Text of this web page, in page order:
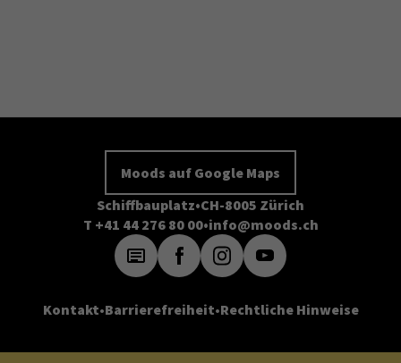
Moods auf Google Maps
Schiffbauplatz CH-8005 Zürich
T +41 44 276 80 00 info@moods.ch
Kontakt Barrierefreiheit Rechtliche Hinweise